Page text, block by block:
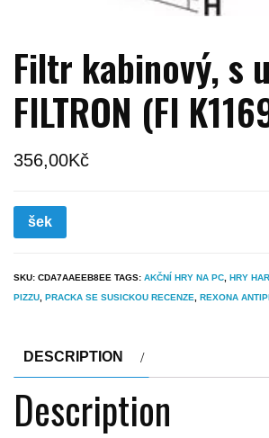
Filtr kabinový, s
FILTRON (FI
356,00Kč
šek
SKU: CDA7AAEEB8EE TAGS: AKČNÍ HRY NA PC HRY
PIZZU PRACKA SE SUSICKOU RECENZE REXONA
DESCRIPTION
Description